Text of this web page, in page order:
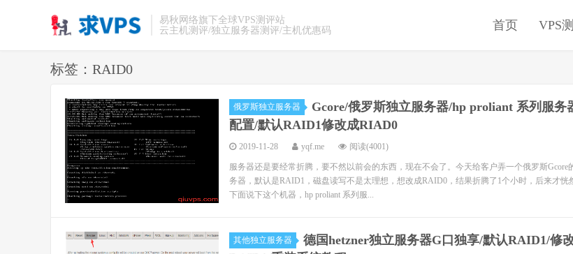
易秋网络旗下全球VPS测评站
云主机测评/独立服务器测评/主机优惠码
首页 VPS
标签：RAID0
俄罗斯独立服务器
Gcore/俄罗斯独立服务器/hp proliant 系列服务
配置/默认RAID1修改成RIAD0
2019-11-28 yqf.me 阅读(4001)
服务器还是要经常折腾，要不然以前会的东西，现在不会了。今天给客户弄一个俄罗斯Gcore
务器，默认是RAID1，磁盘读写不是太理想，想改成RAID0，结果折腾了1个小时，后来才恍
下面说下这个机器，hp proliant 系列服...
其他独立服务器
德国hetzner独立服务器G口独享/默认RAID1/修